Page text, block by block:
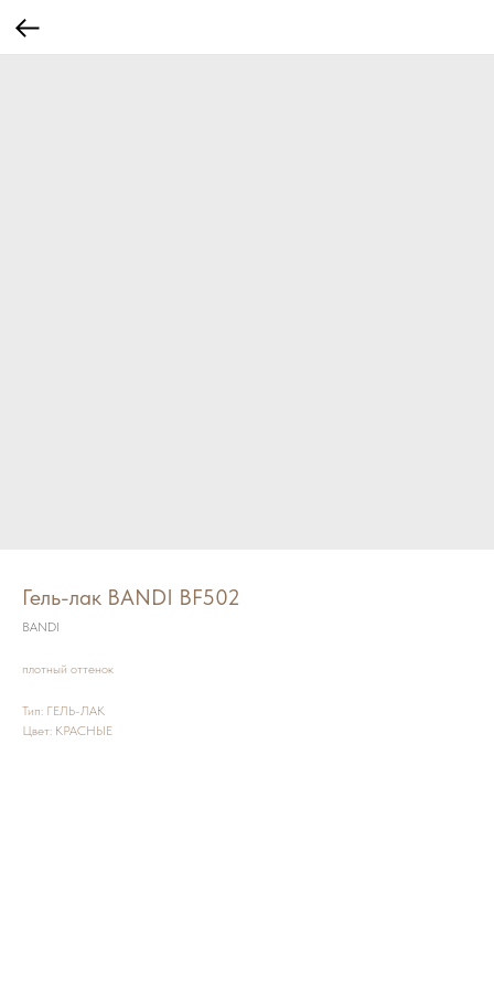
Гель-лак BANDI BF502
BANDI
плотный оттенок
Тип: ГЕЛЬ-ЛАК
Цвет: КРАСНЫЕ